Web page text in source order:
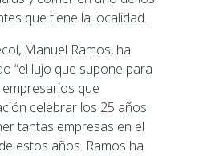
que tiene la localidad.
Manuel Ramos, ha
“el lujo que supone para
que
celebrar los 25 años
tantas empresas en el
estos años. Ramos ha